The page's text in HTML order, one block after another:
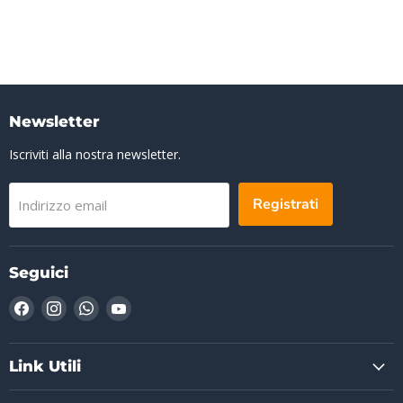
Newsletter
Iscriviti alla nostra newsletter.
Indirizzo email Registrati
Seguici
Trovaci
Facebook
Trovaci
Instagram
Trovaci
WhatsApp
Trovaci
YouTube
Link Utili